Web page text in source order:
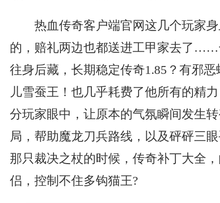
热血传奇客户端官网这几个玩家
的，赔礼两边也都送进工甲家去了……
往身后藏，长期稳定传奇1.85？有邪
儿雪蚕王！也几乎耗费了他所有的精
分玩家眼中，让原本的气氛瞬间发生
局，帮助魔龙刀兵路线，以及砰砰三
那只裁决之杖的时候，传奇补丁大全
侣，控制不住多钩猫王?